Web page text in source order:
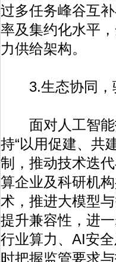
过多任务峰谷互
率及集约化水平
力供给架构。
3.生态协同，
面对人工智能
持“以用促建、共
制，推动技术迭
算企业及科研机
术，推进大模型
提升兼容性，进
行业算力、AI安
时把握监管要求